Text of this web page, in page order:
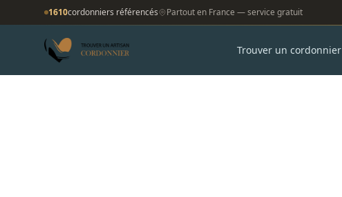
1610cordonniers référencés Partout en France — service gratuit
Trouver un cordonnier